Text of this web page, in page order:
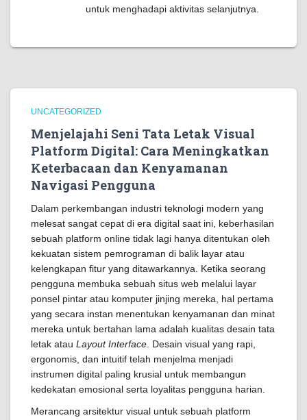
untuk menghadapi aktivitas selanjutnya.
UNCATEGORIZED
Menjelajahi Seni Tata Letak Visual
Platform Digital: Cara Meningkatkan
Keterbacaan dan Kenyamanan
Navigasi Pengguna
Dalam perkembangan industri teknologi modern yang
melesat sangat cepat di era digital saat ini, keberhasilan
sebuah platform online tidak lagi hanya ditentukan oleh
kekuatan sistem pemrograman di balik layar atau
kelengkapan fitur yang ditawarkannya. Ketika seorang
pengguna membuka sebuah situs web melalui layar
ponsel pintar atau komputer jinjing mereka, hal pertama
yang secara instan menentukan kenyamanan dan minat
mereka untuk bertahan lama adalah kualitas desain tata
letak atau Layout Interface . Desain visual yang rapi,
ergonomis, dan intuitif telah menjelma menjadi
instrumen digital paling krusial untuk membangun
kedekatan emosional serta loyalitas pengguna harian.
Merancang arsitektur visual untuk sebuah platform